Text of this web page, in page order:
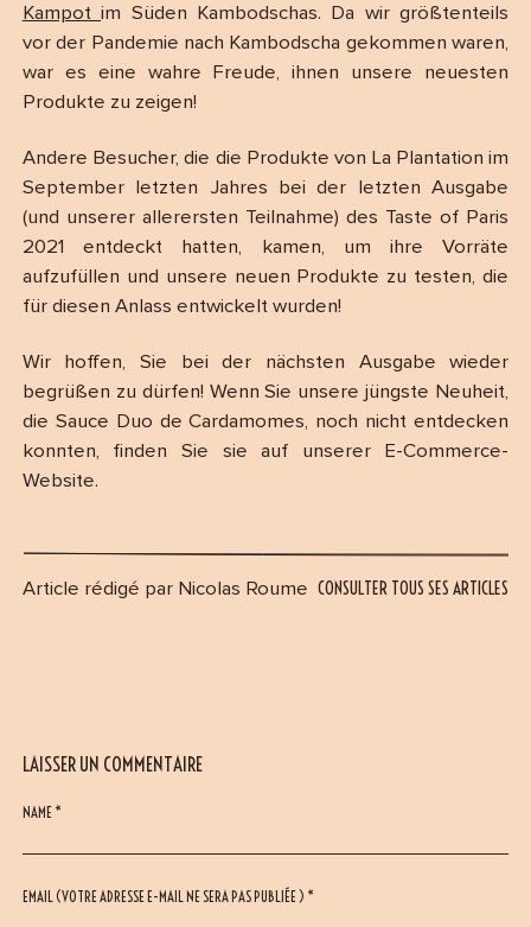
Kampotim Süden Kambodschas. Da wir größtenteils
vor der Pandemie nach Kambodscha gekommen waren,
war es eine wahre Freude, ihnen unsere neuesten
Produkte zu zeigen!
Andere Besucher, die die Produkte von La Plantation im
September letzten Jahres bei der letzten Ausgabe
(und unserer allerersten Teilnahme) des Taste of Paris
2021 entdeckt hatten, kamen, um ihre Vorräte
aufzufüllen und unsere neuen Produkte zu testen, die
für diesen Anlass entwickelt wurden!
Wir hoffen, Sie bei der nächsten Ausgabe wieder
begrüßen zu dürfen! Wenn Sie unsere jüngste Neuheit,
die Sauce Duo de Cardamomes, noch nicht entdecken
konnten, finden Sie sie auf unserer E-Commerce-
Website.
Article rédigé par Nicolas Roume CONSULTER TOUS SES ARTICLES
LAISSER UN COMMENTAIRE
NAME *
EMAIL (VOTRE ADRESSE E-MAIL NE SERA PAS PUBLIÉE ) *